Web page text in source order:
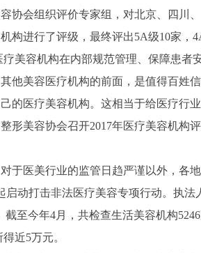
会组织评价专家组，对北京、四川
构进行了评级，最终评出5A级10家
美容机构在内部规范管理、保障患者
他美容医疗机构的前面，是值得百姓
的医疗美容机构。这相当于给医疗行
美容协会召开2017年医疗美容机构
医美行业的监管日趋严谨以外，各
动打击非法医疗美容专项行动。执法
截至今年4月，共检查生活美容机构
近5万元。